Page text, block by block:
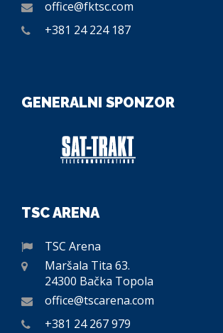
office@fktsc.com
+381 24 224 187
GENERALNI SPONZOR
TSC ARENA
TSC Arena
Maršala Tita 63.
24300 Bačka Topola
office@tscarena.com
+381 24 267 979